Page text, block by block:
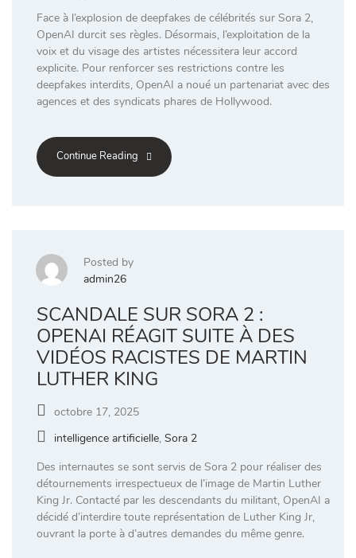
Face à l’explosion de deepfakes de célébrités sur Sora 2,
OpenAI durcit ses règles. Désormais, l’exploitation de la
voix et du visage des artistes nécessitera leur accord
explicite. Pour renforcer ses restrictions contre les
deepfakes interdits, OpenAI a noué un partenariat avec des
agences et des syndicats phares de Hollywood.
Continue Reading
Posted by
admin26
SCANDALE SUR SORA 2 :
OPENAI RÉAGIT SUITE À DES
VIDÉOS RACISTES DE MARTIN
LUTHER KING
octobre 17, 2025
intelligence artificielle, Sora 2
Des internautes se sont servis de Sora 2 pour réaliser des
détournements irrespectueux de l’image de Martin Luther
King Jr. Contacté par les descendants du militant, OpenAI a
décidé d’interdire toute représentation de Luther King Jr,
ouvrant la porte à d’autres demandes du même genre.